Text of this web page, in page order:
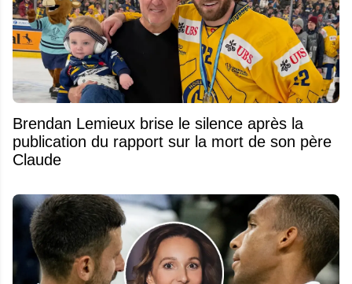
Brendan Lemieux brise le silence après la
publication du rapport sur la mort de son père
Claude